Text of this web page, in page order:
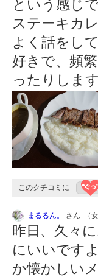
という感じ
ステーキカ
よく話をし
好きで、頻
ったりしま
このクチコミに
まるるん。 さん （
昨日、久々
にいいです
か懐かしい